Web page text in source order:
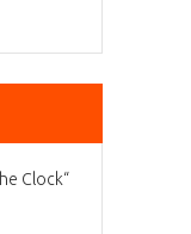
Clock“